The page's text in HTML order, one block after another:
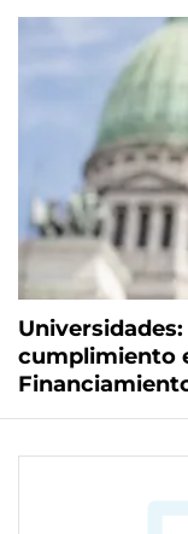
cumplimiento